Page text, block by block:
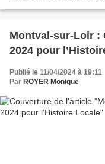
Montval-sur-Loir :
2024 pour
Publié le 11/04/2024 à 19:11
Par ROYER Monique